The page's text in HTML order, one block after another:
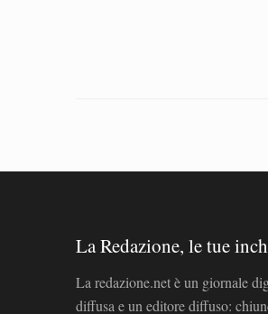
La Redazione, le tue
La redazione.net è un giornale
diffusa e un editore diffuso: